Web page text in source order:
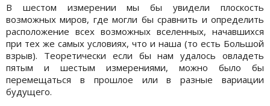
В шестом измерении мы бы увидели плоскость
возможных миров, где могли бы сравнить и определить
расположение всех возможных вселенных, начавшихся
при тех же самых условиях, что и наша (то есть Большой
взрыв). Теоретически если бы нам удалось овладеть
пятым и шестым измерениями, можно было бы
перемещаться в прошлое или в разные вариации
будущего.